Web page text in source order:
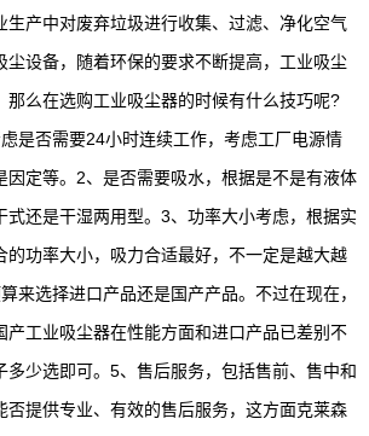
产中对废弃垃圾进行收集、过滤、净化空气
尘设备，随着环保的要求不断提高，工业吸尘
那么在选购工业吸尘器的时候有什么技巧呢?
是否需要24小时连续工作，考虑工厂电源情
因定等。2、是否需要吸水，根据是不是有液体
式还是干湿两用型。3、功率大小考虑，根据实
的功率大小，吸力合适最好，不一定是越大越
来选择进口产品还是国产产品。不过在现在，
产工业吸尘器在性能方面和进口产品已差别不
多少选即可。5、售后服务，包括售前、售中和
否提供专业、有效的售后服务，这方面克莱森